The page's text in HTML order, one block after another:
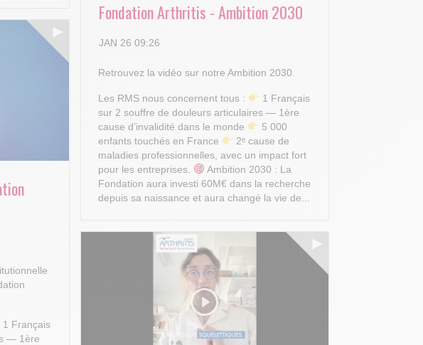
Fondation Arthritis - Ambition 2030
JAN 26 09:26
Retrouvez la vidéo sur notre Ambition 2030.
Les RMS nous concernent tous :
1 Français
sur 2 souffre de douleurs articulaires — 1ère
cause d’invalidité dans le monde
5 000
enfants touchés en France
2ᵉ cause de
maladies professionnelles, avec un impact fort
pour les entreprises.
Ambition 2030 : La
Fondation aura investi 60M€ dans la recherche
depuis sa naissance et aura changé la vie de...
1 Français
— 1ère